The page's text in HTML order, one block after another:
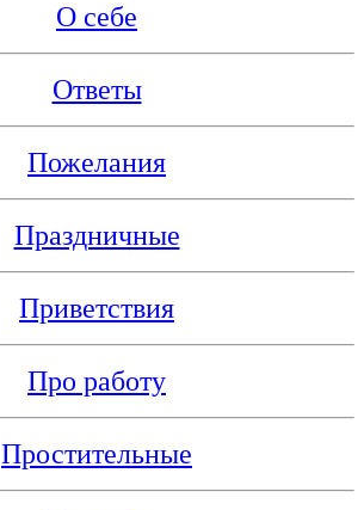
О себе
Ответы
Пожелания
Праздничные
Приветствия
Про работу
Простительные